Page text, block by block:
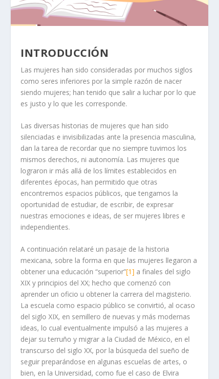
INTRODUCCIÓN
Las mujeres han sido consideradas por muchos siglos
como seres inferiores por la simple razón de nacer
siendo mujeres; han tenido que salir a luchar por lo que
es justo y lo que les corresponde.
Las diversas historias de mujeres que han sido
silenciadas e invisibilizadas ante la presencia masculina,
dan la tarea de recordar que no siempre tuvimos los
mismos derechos, ni autonomía. Las mujeres que
lograron ir más allá de los límites establecidos en
diferentes épocas, han permitido que otras
encontremos espacios públicos, que tengamos la
oportunidad de estudiar, de escribir, de expresar
nuestras emociones e ideas, de ser mujeres libres e
independientes.
A continuación relataré un pasaje de la historia
mexicana, sobre la forma en que las mujeres llegaron a
obtener una educación “superior”[1] a finales del siglo
XIX y principios del XX; hecho que comenzó con
aprender un oficio u obtener la carrera del magisterio.
La escuela como espacio público se convirtió, al ocaso
del siglo XIX, en semillero de nuevas y más modernas
ideas, lo cual eventualmente impulsó a las mujeres a
dejar su terruño y migrar a la Ciudad de México, en el
transcurso del siglo XX, por la búsqueda del sueño de
seguir preparándose en algunas escuelas de artes, o
bien, en la Universidad, como fue el caso de Elvira